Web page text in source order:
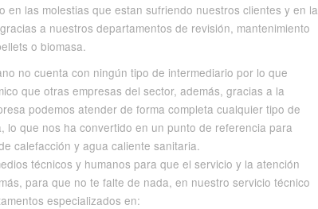
las molestias que estan sufriendo nuestros clientes y en la
a nuestros departamentos de revisión, mantenimiento
o biomasa.
no cuenta con ningún tipo de intermediario por lo que
que otras empresas del sector, además, gracias a la
podemos atender de forma completa cualquier tipo de
lo que nos ha convertido en un punto de referencia para
calefacción y agua caliente sanitaria.
técnicos y humanos para que el servicio y la atención
para que no te falte de nada, en nuestro servicio técnico
especializados en: